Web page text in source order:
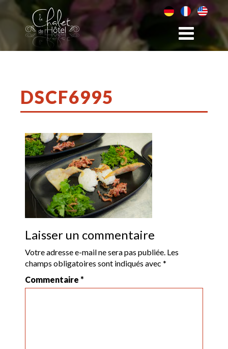
DSCF6995
Laisser un commentaire
Votre adresse e-mail ne sera pas publiée. Les
champs obligatoires sont indiqués avec*
Commentaire*